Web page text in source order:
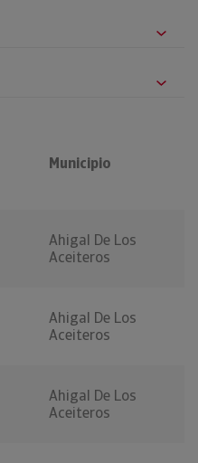
Municipio
Ahigal De Los
Aceiteros
Ahigal De Los
Aceiteros
Ahigal De Los
Aceiteros